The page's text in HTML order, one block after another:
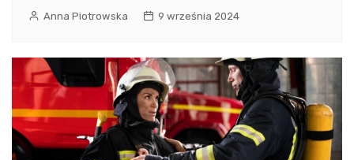
Anna Piotrowska 9 września 2024